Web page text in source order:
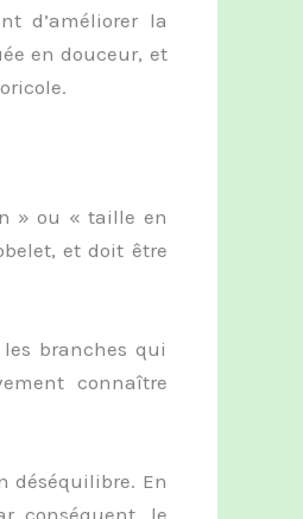
d’améliorer la
en douceur, et
» ou « taille en
et doit être
branches qui
connaître
déséquilibre. En
conséquent, le